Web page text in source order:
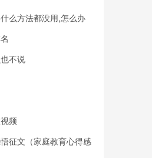
么方法都没用,怎么办
不说
频
征文（家庭教育心得感